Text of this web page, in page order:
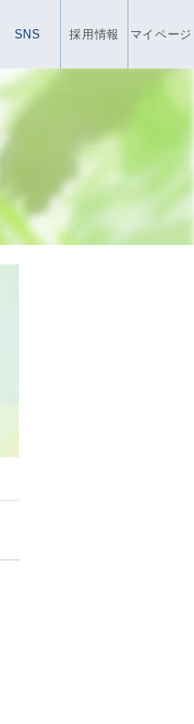
SNS 採用情報 マイページ